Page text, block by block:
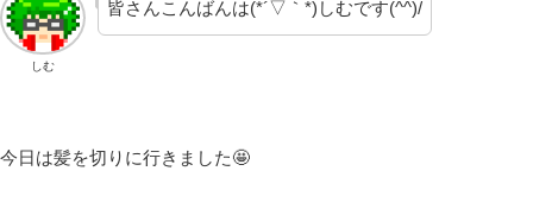
しむ
皆さんこんばんは(*´▽｀*)しむです(^^)/
今日は髪を切りに行きました🤩